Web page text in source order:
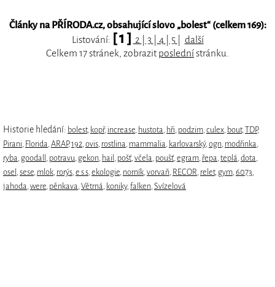
Články na PŘÍRODA.cz, obsahující slovo „bolest“ (celkem 169):
Listování: [ 1 ] 2 3 4 5
další
Celkem 17 stránek, zobrazitposlednístránku.
Historie hledání: bolest, kopř, increase, hustota, hři, podzim,culex, bout,TDP,
Pirani, Florida,ARAP,192,ovis, rostlina, mammalia, karlovarský,ogn, modřinka,
ryba, goodall , potravu, gekon, hail , pošť,včela, poušť,egram, řepa,teplá,dota,
osel ,sese, mlok, rorýs,e s s,ekologie, norník,vorvaň, RECOR, relet, gym,6073,
jahoda,were, pěnkava,Větrná, koniky,falken,Svízelová